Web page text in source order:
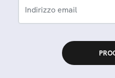
Indirizzo email